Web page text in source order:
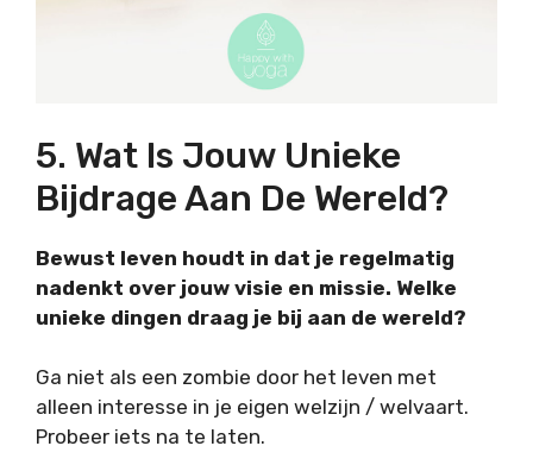
5. Wat Is Jouw Unieke
Bijdrage Aan De Wereld?
Bewust leven houdt in dat je regelmatig
nadenkt over jouw visie en missie. Welke
unieke dingen draag je bij aan de wereld?
Ga niet als een zombie door het leven met
alleen interesse in je eigen welzijn / welvaart.
Probeer iets na te laten.